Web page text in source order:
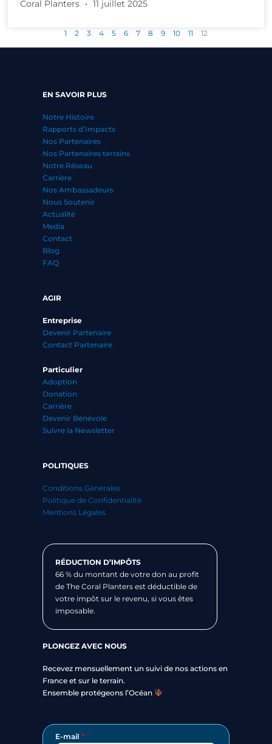
Coral Planters 11 juillet 2025
1 2 3 4 5 6 7 8 9 10 11 12
EN SAVOIR PLUS
Notre Histoire
Rapports d’Impacts
Nos Partenaires
Nos Partenaires terrains
Notre Réseau
Carrière
Nos Ambassadeurs
Nous Soutenir
Actualité
Media
Contact
Blog
FAQ
AGIR
Entreprise
Devenir Partenaire
Contact Partenaire
Particulier
Adoption
Donation
Carrière
Devenir Bénévole
Suivre la Newsletter
POLITIQUES
Conditions Générales
Politique de Confidentialité
Mentions Légales
RÉDUCTION D’IMPÔTS
66 % du montant de votre don au profit
de The Coral Planters est déductible de
votre impôt sur le revenu, si vous êtes
imposable.
PLONGEZ AVEC NOUS
Recevez mensuellement un suivi de nos actions en
France et sur le terrain.
Ensemble protégeons l’Océan
E-mail